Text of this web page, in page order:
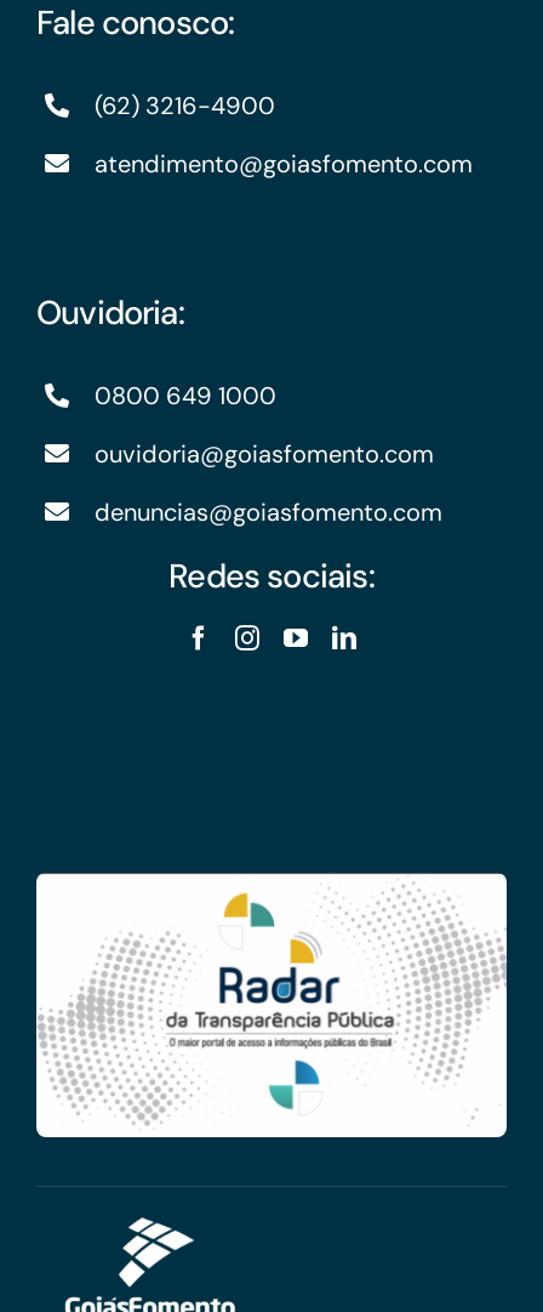
Fale conosco:
(62) 3216-4900
atendimento@goiasfomento.com
Ouvidoria:
0800 649 1000
ouvidoria@goiasfomento.com
denuncias@goiasfomento.com
Redes sociais: